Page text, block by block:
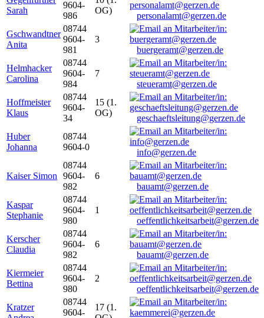
Sarah
9604-
986
OG)
personalamt@gerzen.de
Gschwandtner
Anita
08744
9604-
981
3
buergeramt@gerzen.de
Helmhacker
Carolina
08744
9604-
984
7
steueramt@gerzen.de
Hoffmeister
Klaus
08744
9604-
34
15 (1.
OG)
geschaeftsleitung@gerzen.de
Huber
Johanna
08744
9604-0
info@gerzen.de
Kaiser Simon
08744
9604-
982
6
bauamt@gerzen.de
Kaspar
Stephanie
08744
9604-
980
1
oeffentlichkeitsarbeit@gerzen.de
Kerscher
Claudia
08744
9604-
982
6
bauamt@gerzen.de
Kiermeier
Bettina
08744
9604-
980
2
oeffentlichkeitsarbeit@gerzen.de
Kratzer
08744
9604-
17 (1.